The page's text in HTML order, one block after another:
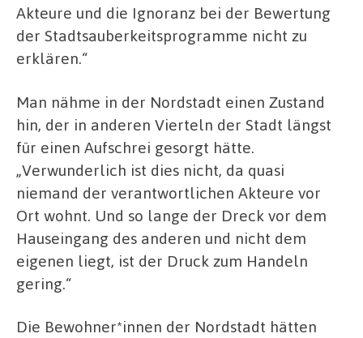
Akteure und die Ignoranz bei der Bewertung
der Stadtsauberkeitsprogramme nicht zu
erklären.“
Man nähme in der Nordstadt einen Zustand
hin, der in anderen Vierteln der Stadt längst
für einen Aufschrei gesorgt hätte.
„Verwunderlich ist dies nicht, da quasi
niemand der verantwortlichen Akteure vor
Ort wohnt. Und so lange der Dreck vor dem
Hauseingang des anderen und nicht dem
eigenen liegt, ist der Druck zum Handeln
gering.“
Die Bewohner*innen der Nordstadt hätten